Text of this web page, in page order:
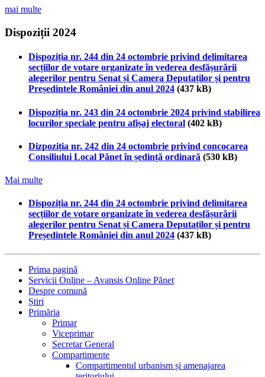
mai multe
Dispoziții 2024
Dispoziția nr. 244 din 24 octombrie privind delimitarea
secțiilor de votare organizate în vederea desfășurării
alegerilor pentru Senat și Camera Deputaților și pentru
Președintele României din anul 2024 (437 kB)
Dispoziția nr. 243 din 24 octombrie 2024 privind stabilirea
locurilor speciale pentru afișaj electoral (402 kB)
Dizpoziția nr. 242 din 24 octombrie privind concocarea
Consiliului Local Pănet în ședință ordinară (530 kB)
Mai multe
Dispoziția nr. 244 din 24 octombrie privind delimitarea
secțiilor de votare organizate în vederea desfășurării
alegerilor pentru Senat și Camera Deputaților și pentru
Președintele României din anul 2024 (437 kB)
Prima pagină
Servicii Online – Avansis Online Pănet
Despre comună
Știri
Primăria
Primar
Viceprimar
Secretar General
Compartimente
Compartimentul urbanism și amenajarea